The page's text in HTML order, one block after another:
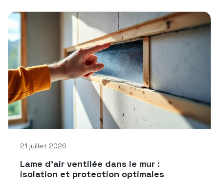
21 juillet 2026
Lame d’air ventilée dans le mur :
isolation et protection optimales